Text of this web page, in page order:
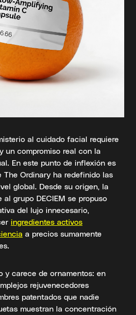
al cuidado facial requiere
un compromiso real con la
En este punto de inflexión es
Ordinary ha redefinido las
global. Desde su origen, la
al grupo DECIEM se propuso
del lujo innecesario,
ingredientes activos
a precios sumamente
y carece de ornamentos: en
rejuvenecedores
patentados que nadie
muestran la concentración